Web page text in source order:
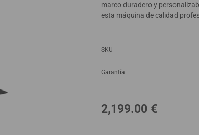
marco duradero y
esta máquina de calidad
SKU
Garantía
2,199.00 €